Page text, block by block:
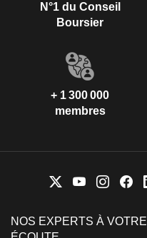
N°1 du Conseil
Boursier
+ 1 300 000
membres
NOS EXPERTS À VOTRE